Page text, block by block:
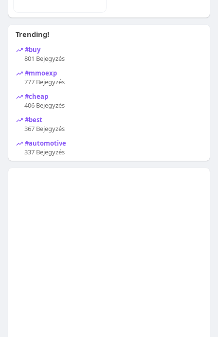
Trending!
#buy
801 Bejegyzés
#mmoexp
777 Bejegyzés
#cheap
406 Bejegyzés
#best
367 Bejegyzés
#automotive
337 Bejegyzés